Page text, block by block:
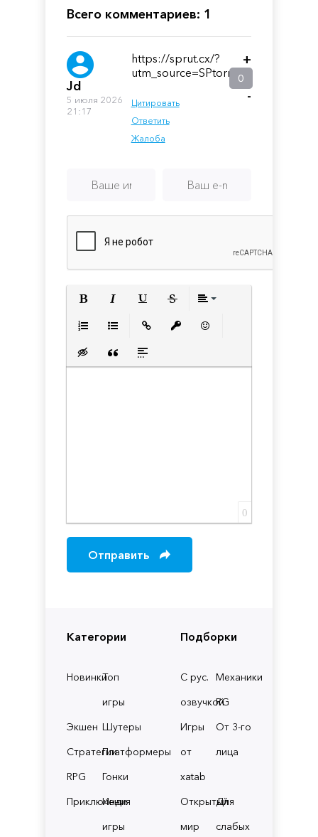
Категории
НовинкиТоп
игры
Экшен Шутеры
СтратегииПлатформеры
RPG
Гонки
Приключения
Инди
игры
Подборки
С рус.
озвучкой
Механики
RG
Игры
от
xatab
От 3-го
лица
Открытый
мир
Для
слабых
Всего комментариев: 1
Jd
5 июля 2026
21:17
https://sprut.cx/?
utm_source=SPtorrent
Цитировать
Ответить
Жалоба
+
0
-
Вставка скрытого текста
Вставка цитаты
Вставка спойлера
0
Отправить